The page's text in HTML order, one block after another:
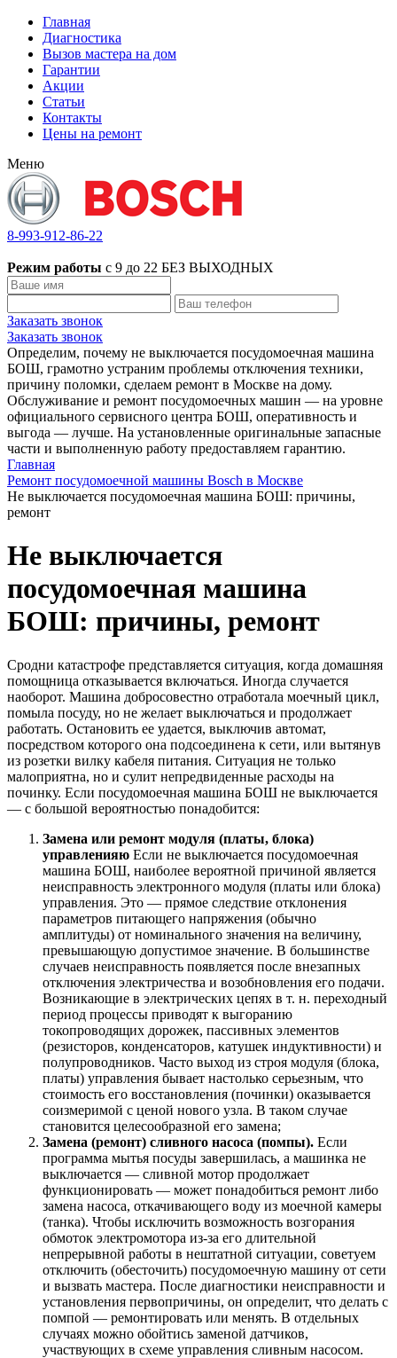
Главная
Диагностика
Вызов мастера на дом
Гарантии
Акции
Статьи
Контакты
Цены на ремонт
Меню
8-993-912-86-22
Режим работы с 9 до 22 БЕЗ ВЫХОДНЫХ
Заказать звонок
Заказать звонок
Определим, почему не выключается посудомоечная машина
БОШ, грамотно устраним проблемы отключения техники,
причину поломки, сделаем ремонт в Москве на дому.
Обслуживание и ремонт посудомоечных машин — на уровне
официального сервисного центра БОШ, оперативность и
выгода — лучше. На установленные оригинальные запасные
части и выполненную работу предоставляем гарантию.
Главная
Ремонт посудомоечной машины Bosch в Москве
Не выключается посудомоечная машина БОШ: причины,
ремонт
Не выключается
посудомоечная машина
БОШ: причины, ремонт
Сродни катастрофе представляется ситуация, когда домашняя
помощница отказывается включаться. Иногда случается
наоборот. Машина добросовестно отработала моечный цикл,
помыла посуду, но не желает выключаться и продолжает
работать. Остановить ее удается, выключив автомат,
посредством которого она подсоединена к сети, или вытянув
из розетки вилку кабеля питания. Ситуация не только
малоприятна, но и сулит непредвиденные расходы на
починку. Если посудомоечная машина БОШ не выключается
— с большой вероятностью понадобится:
Замена или ремонт модуля (платы, блока)
управленияю Если не выключается посудомоечная
машина БОШ, наиболее вероятной причиной является
неисправность электронного модуля (платы или блока)
управления. Это — прямое следствие отклонения
параметров питающего напряжения (обычно
амплитуды) от номинального значения на величину,
превышающую допустимое значение. В большинстве
случаев неисправность появляется после внезапных
отключения электричества и возобновления его подачи.
Возникающие в электрических цепях в т. н. переходный
период процессы приводят к выгоранию
токопроводящих дорожек, пассивных элементов
(резисторов, конденсаторов, катушек индуктивности) и
полупроводников. Часто выход из строя модуля (блока,
платы) управления бывает настолько серьезным, что
стоимость его восстановления (починки) оказывается
соизмеримой с ценой нового узла. В таком случае
становится целесообразной его замена;
Замена (ремонт) сливного насоса (помпы). Если
программа мытья посуды завершилась, а машинка не
выключается — сливной мотор продолжает
функционировать — может понадобиться ремонт либо
замена насоса, откачивающего воду из моечной камеры
(танка). Чтобы исключить возможность возгорания
обмоток электромотора из-за его длительной
непрерывной работы в нештатной ситуации, советуем
отключить (обесточить) посудомоечную машину от сети
и вызвать мастера. После диагностики неисправности и
установления первопричины, он определит, что делать с
помпой — ремонтировать или менять. В отдельных
случаях можно обойтись заменой датчиков,
участвующих в схеме управления сливным насосом.